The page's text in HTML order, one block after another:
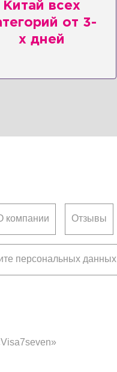
Китай всех
от 3-
х дней
компании Отзывы
персональных данных